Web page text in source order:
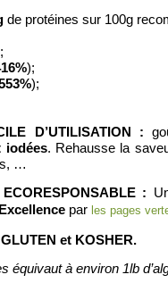
de protéines sur 100g
);
);
D’UTILISATION :
iodées. Rehausse la
…
:
Excellence parles pages
et KOSHER.
équivaut à environ 1lb